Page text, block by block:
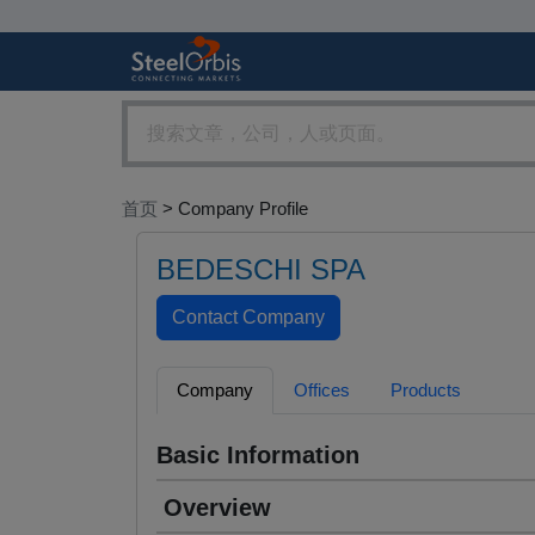
首页 > Company Profile
BEDESCHI SPA
Company Offices Products
Basic Information
Overview